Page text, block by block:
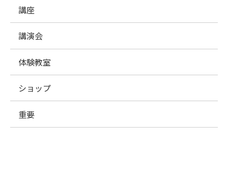
講座
講演会
体験教室
ショップ
重要